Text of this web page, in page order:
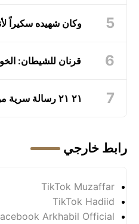
وكان شهيده سكيراً
قرنان للشيطان:
٢١ ٢١ رسالة سرية من النبي محمد عن أحمد
رابط خارجي
TikTok Muzaffar
TikTok Hadiid
Arkhabil Official